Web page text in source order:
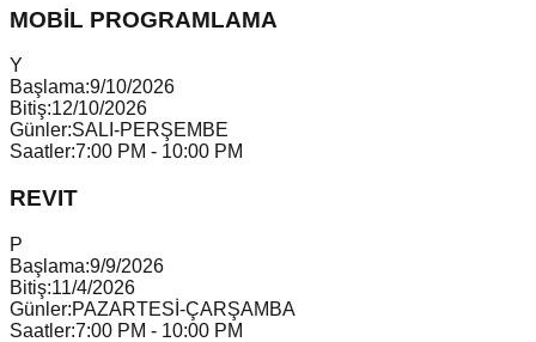
MOBİL PROGRAMLAMA
Y
Başlama:9/10/2026
Bitiş:12/10/2026
Günler:SALI-PERŞEMBE
Saatler:7:00 PM - 10:00 PM
REVIT
P
Başlama:9/9/2026
Bitiş:11/4/2026
Günler:PAZARTESİ-ÇARŞAMBA
Saatler:7:00 PM - 10:00 PM